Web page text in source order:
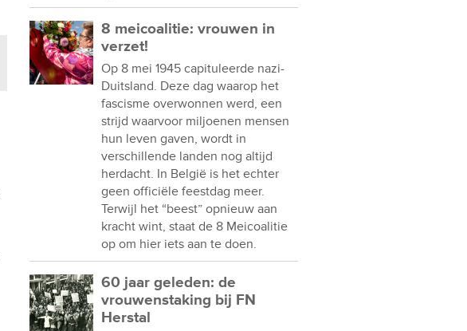
8 meicoalitie: vrouwen in
verzet!
Op 8 mei 1945 capituleerde nazi-
Duitsland. Deze dag waarop het
fascisme overwonnen werd, een
strijd waarvoor miljoenen mensen
hun leven gaven, wordt in
verschillende landen nog altijd
herdacht. In België is het echter
geen officiële feestdag meer.
Terwijl het “beest” opnieuw aan
kracht wint, staat de 8 Meicoalitie
op om hier iets aan te doen.
60 jaar geleden: de
vrouwenstaking bij FN
Herstal